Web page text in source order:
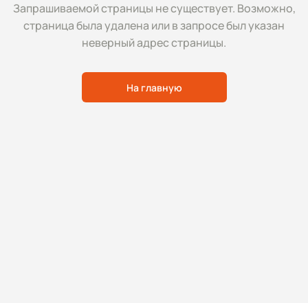
Запрашиваемой страницы не существует. Возможно,
страница была удалена или в запросе был указан
неверный адрес страницы.
На главную